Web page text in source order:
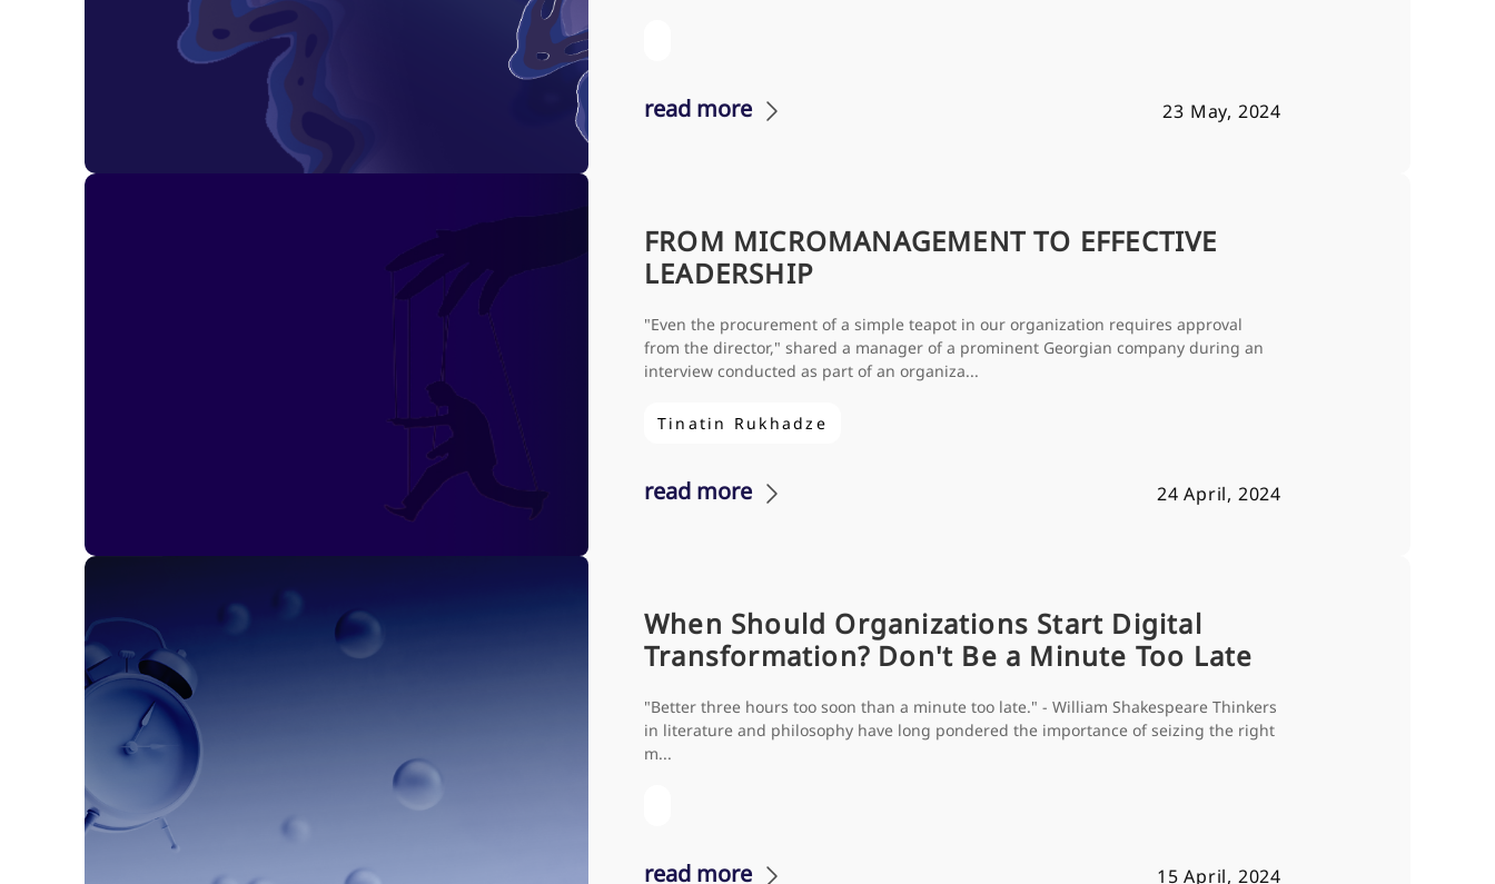
read more 23 May, 2024
FROM MICROMANAGEMENT TO EFFECTIVE
LEADERSHIP
"Even the procurement of a simple teapot in our organization requires approval
from the director," shared a manager of a prominent Georgian company during an
interview conducted as part of an organiza...
Tinatin Rukhadze
read more 24 April, 2024
When Should Organizations Start Digital
Transformation? Don't Be a Minute Too Late
"Better three hours too soon than a minute too late." - William Shakespeare Thinkers
in literature and philosophy have long pondered the importance of seizing the right
m...
read more 15 April, 2024